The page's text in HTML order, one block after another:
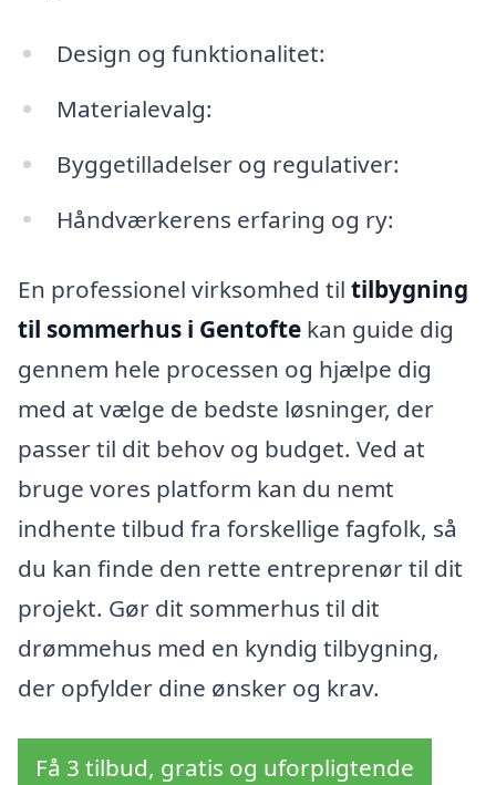
Design og funktionalitet:
Materialevalg:
Byggetilladelser og regulativer:
Håndværkerens erfaring og ry:
En professionel virksomhed til tilbygning
til sommerhus i Gentofte kan guide dig
gennem hele processen og hjælpe dig
med at vælge de bedste løsninger, der
passer til dit behov og budget. Ved at
bruge vores platform kan du nemt
indhente tilbud fra forskellige fagfolk, så
du kan finde den rette entreprenør til dit
projekt. Gør dit sommerhus til dit
drømmehus med en kyndig tilbygning,
der opfylder dine ønsker og krav.
Få 3 tilbud, gratis og uforpligtende